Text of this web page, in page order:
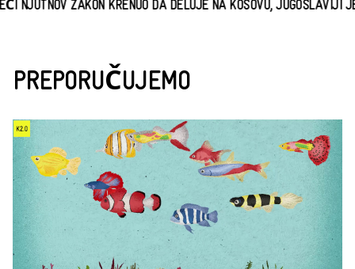
ZAKON KRENUO DA DELUJE NA KOSOVU, JUGOSLAVIJI JE
PREPORUČUJEMO